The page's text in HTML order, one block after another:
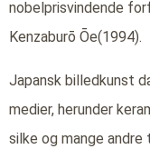
nobelprisvindende
Kenzaburō Ōe(1994).
Japansk billedkunst
medier, herunder
silke og mange